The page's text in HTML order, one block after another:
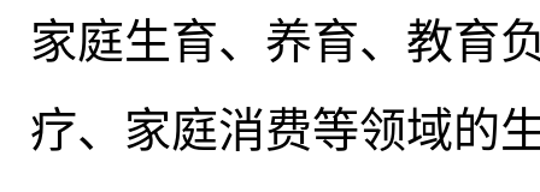
家庭生育、养育、教育
疗、家庭消费等领域的